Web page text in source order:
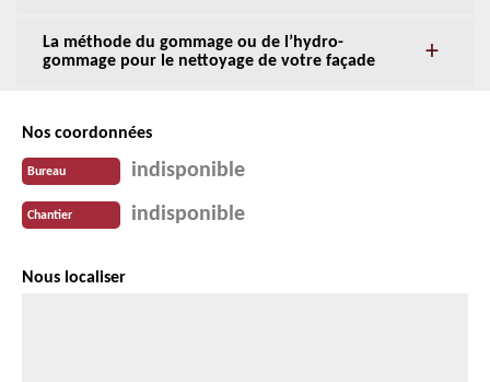
La méthode du gommage ou de l’hydro-
gommage pour le nettoyage de votre façade
Nos coordonnées
Bureau indisponible
Chantier indisponible
Nous localiser